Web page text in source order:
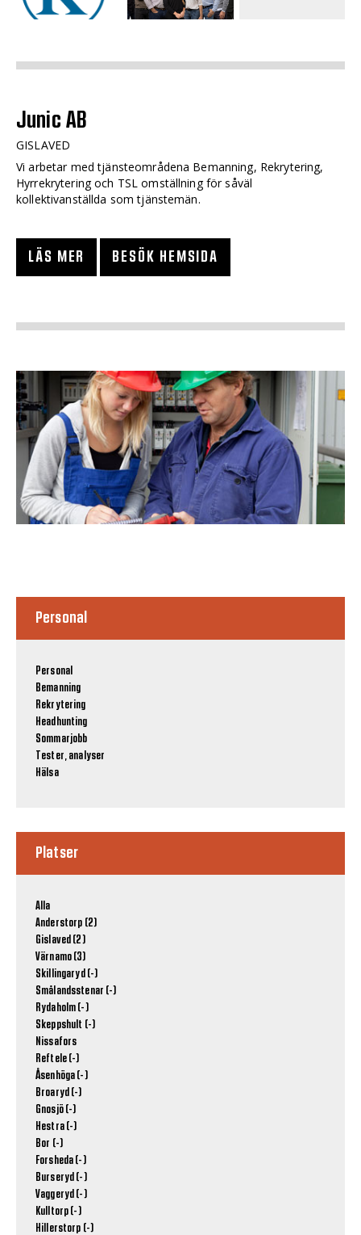
Junic AB
GISLAVED
Vi arbetar med tjänsteområdena Bemanning, Rekrytering,
Hyrrekrytering och TSL omställning för såväl
kollektivanställda som tjänstemän.
LÄS MER BESÖK HEMSIDA
Personal
Personal
Bemanning
Rekrytering
Headhunting
Sommarjobb
Tester, analyser
Hälsa
Platser
Alla
Anderstorp (2)
Gislaved (2)
Värnamo (3)
Skillingaryd (-)
Smålandsstenar (-)
Rydaholm (-)
Skeppshult (-)
Nissafors
Reftele (-)
Åsenhöga (-)
Broaryd (-)
Gnosjö (-)
Hestra (-)
Bor (-)
Forsheda (-)
Burseryd (-)
Vaggeryd (-)
Kulltorp (-)
Hillerstorp (-)